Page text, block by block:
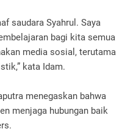
saudara Syahrul. Saya
bagi kita semua
media sosial, terutama
kata Idam.
menegaskan bahwa
menjaga hubungan baik